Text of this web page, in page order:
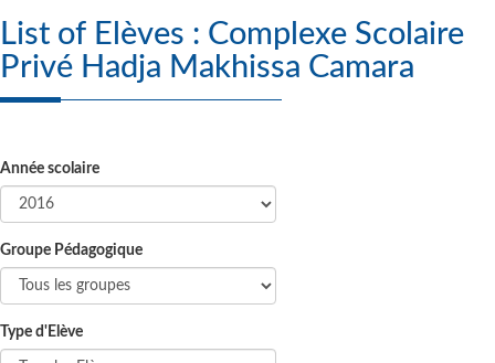
List of Elèves : Complexe Scolaire
Privé Hadja Makhissa Camara
Année scolaire
Groupe Pédagogique
Type d'Elève